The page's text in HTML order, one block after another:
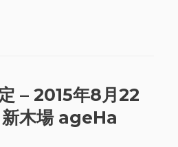
– 2015年8月22
新木場 ageHa